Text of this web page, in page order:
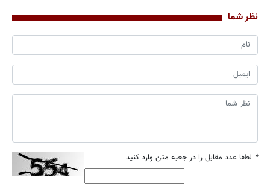
نظر شما
* لطفا عدد مقابل را در جعبه متن وارد کنید